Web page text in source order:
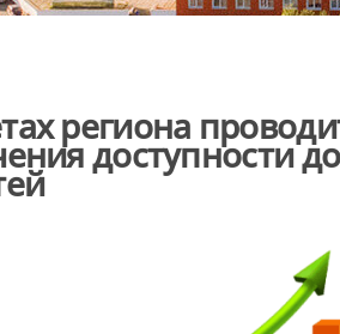
региона
доступности